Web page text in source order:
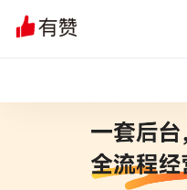
文章 问诊